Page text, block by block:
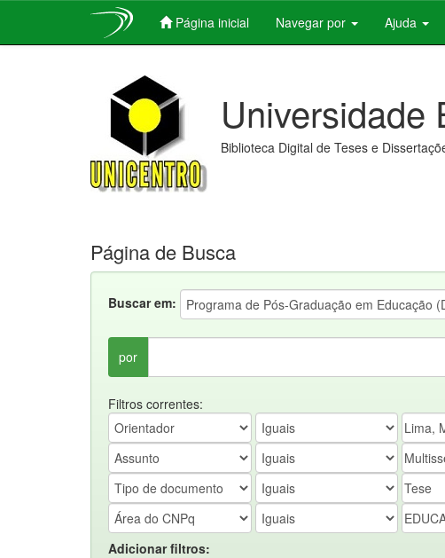
Página inicial Navegar por Ajuda
Universidade
Biblioteca Digital de Teses e
Página de Busca
Buscar em:
por
Filtros correntes:
Adicionar filtros: